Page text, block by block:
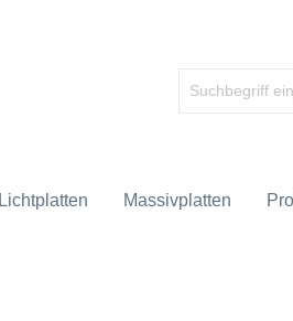
Lichtplatten Massivplatten